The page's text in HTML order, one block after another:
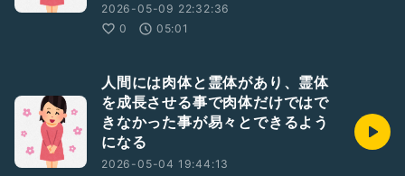
2026-05-09 22:32:36
0
05:01
人間には肉体と霊体があり、霊体
を成長させる事で肉体だけではで
きなかった事が易々とできるよう
になる
2026-05-04 19:44:13